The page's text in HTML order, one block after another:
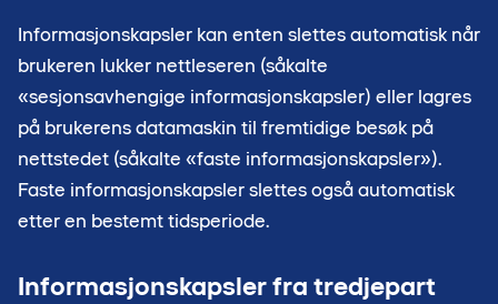
Informasjonskapsler kan enten slettes automatisk når
brukeren lukker nettleseren (såkalte
«sesjonsavhengige informasjonskapsler) eller lagres
på brukerens datamaskin til fremtidige besøk på
nettstedet (såkalte «faste informasjonskapsler»).
Faste informasjonskapsler slettes også automatisk
etter en bestemt tidsperiode.
Informasjonskapsler fra tredjepart